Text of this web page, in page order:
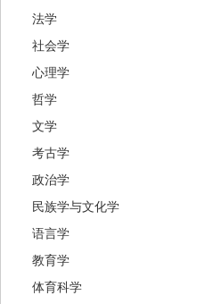
法学
社会学
心理学
哲学
文学
考古学
政治学
民族学与文化学
语言学
教育学
体育科学